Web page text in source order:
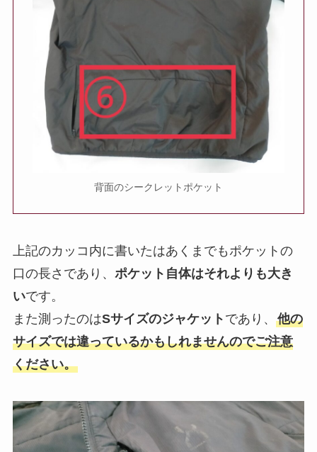
背面のシークレットポケット
上記のカッコ内に書いたはあくまでもポケットの
口の長さであり、 ポケット自体はそれよりも大き
いです。
また測ったのはSサイズのジャケット であり、 他の
サイズでは違っているかもしれませんのでご注意
ください。